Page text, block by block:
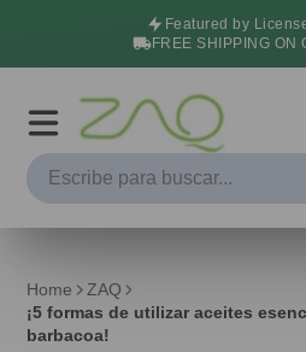
Featured by
FREE SHIPPING ON
Home
ZAQ
¡5 formas de utilizar aceites
barbacoa!